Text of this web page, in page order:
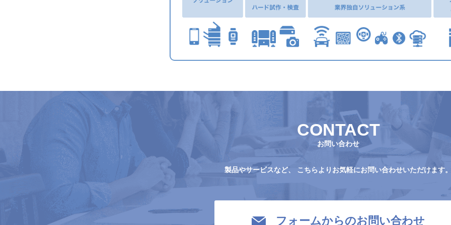
CONTACT
お問い合わせ
製品やサービスなど、 こちらよりお気軽にお問い合わせいただけます
フォームからのお問い合わせ